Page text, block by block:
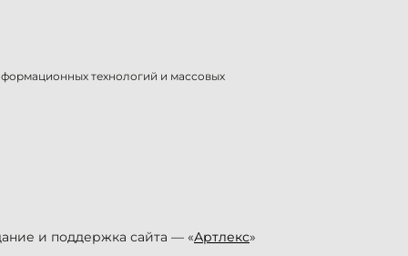
технологий и массовых
и поддержка сайта — «Артлекс»